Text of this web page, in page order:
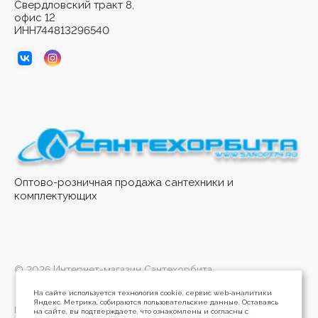
Оптово-розничная продажа сантехники и
комплектующих
Свердловский тракт 8,
офис 12
ИНН744813296540
© 2026 Интернет-магазин Сантехорбита
Политика конфиденциальности
На сайте используется технология cookie, сервис web-аналитики
Яндекс. Метрика, собираются пользовательские данные. Оставаясь
на сайте, вы подтверждаете, что ознакомлены и согласны с